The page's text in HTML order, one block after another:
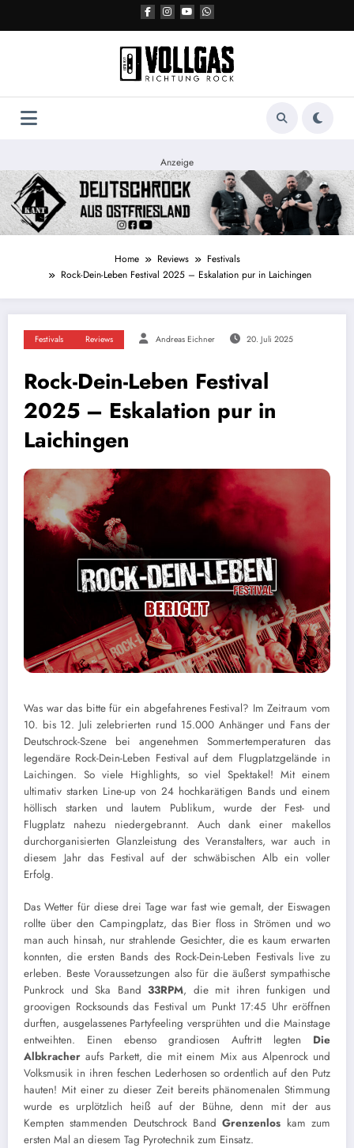
Anzeige
Home Reviews
Festivals
Rock-Dein-Leben Festival 2025 – Eskalation pur in Laichingen
Festivals Reviews Andreas Eichner 20. Juli 2025
Rock-Dein-Leben Festival
2025 – Eskalation pur in
Laichingen
Was war das bitte für ein abgefahrenes Festival? Im Zeitraum vom
10. bis 12. Juli zelebrierten rund 15.000 Anhänger und Fans der
Deutschrock-Szene bei angenehmen Sommertemperaturen das
legendäre Rock-Dein-Leben Festival auf dem Flugplatzgelände in
Laichingen. So viele Highlights, so viel Spektakel! Mit einem
ultimativ starken Line-up von 24 hochkarätigen Bands und einem
höllisch starken und lautem Publikum, wurde der Fest- und
Flugplatz nahezu niedergebrannt. Auch dank einer makellos
durchorganisierten Glanzleistung des Veranstalters, war auch in
diesem Jahr das Festival auf der schwäbischen Alb ein voller
Erfolg.
Das Wetter für diese drei Tage war fast wie gemalt, der Eiswagen
rollte über den Campingplatz, das Bier floss in Strömen und wo
man auch hinsah, nur strahlende Gesichter, die es kaum erwarten
konnten, die ersten Bands des Rock-Dein-Leben Festivals live zu
erleben. Beste Voraussetzungen also für die äußerst sympathische
Punkrock und Ska Band33RPM, die mit ihren funkigen und
groovigen Rocksounds das Festival um Punkt 17:45 Uhr eröffnen
durften, ausgelassenes Partyfeeling versprühten und die Mainstage
entweihten. Einen ebenso grandiosen Auftritt legten Die
Albkracheraufs Parkett, die mit einem Mix aus Alpenrock und
Volksmusik in ihren feschen Lederhosen so ordentlich auf den Putz
hauten! Mit einer zu dieser Zeit bereits phänomenalen Stimmung
wurde es urplötzlich heiß auf der Bühne, denn mit der aus
Kempten stammenden Deutschrock BandGrenzenlos kam zum
ersten Mal an diesem Tag Pyrotechnik zum Einsatz.